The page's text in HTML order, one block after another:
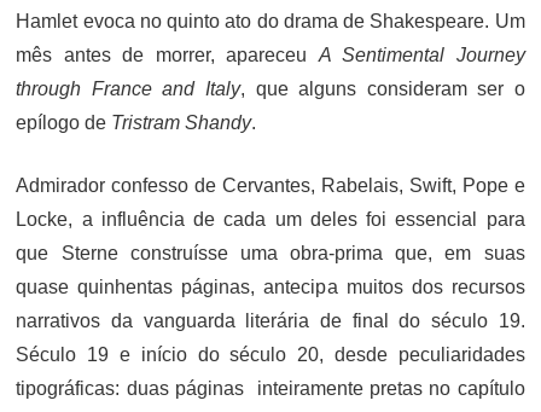
Hamlet evoca no quinto ato do drama de Shakespeare. Um
mês antes de morrer, apareceuA Sentimental Journey
through France and Italy, que alguns consideram ser o
epílogo de Tristram Shandy.
Admirador confesso de Cervantes, Rabelais, Swift, Pope e
Locke, a influência de cada um deles foi essencial para
que Sterne construísse uma obra-prima que, em suas
quase quinhentas páginas, antecipa muitos dos recursos
narrativos da vanguarda literária de final do século 19.
Século 19 e início do século 20, desde peculiaridades
tipográficas: duas páginas inteiramente pretas no capítulo